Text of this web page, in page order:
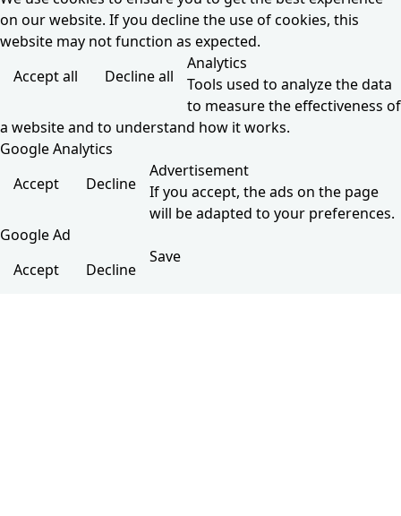
on our website. If you decline the use of cookies, this
website may not function as expected.
Accept all
Decline all
Analytics
Tools used to analyze the data
to measure the effectiveness of
a website and to understand how it works.
Google Analytics
Accept
Decline
Advertisement
If you accept, the ads on the page
will be adapted to your preferences.
Google Ad
Accept
Decline
Save